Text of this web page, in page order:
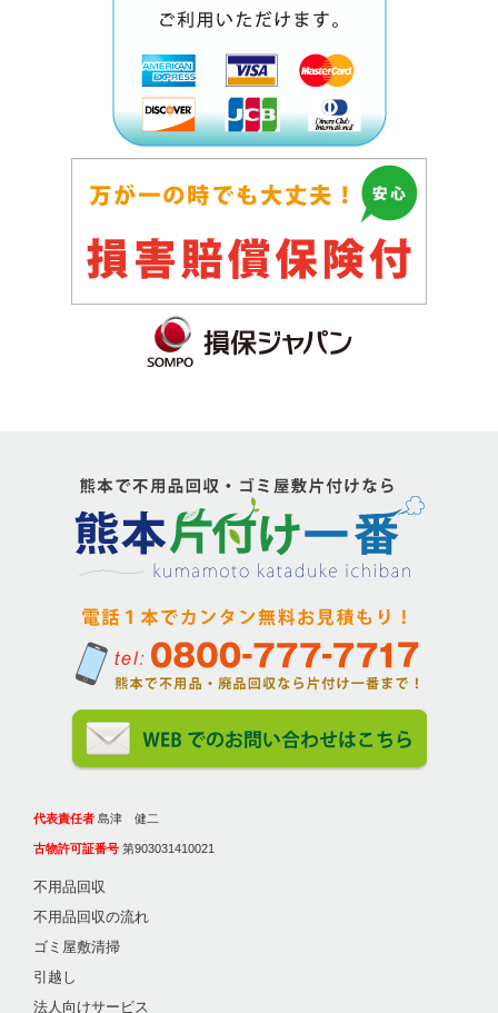
代表責任者 島津 健二
古物許可証番号 第903031410021
不用品回収
不用品回収の流れ
ゴミ屋敷清掃
引越し
法人向けサービス